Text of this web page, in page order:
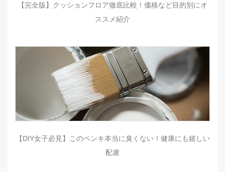
【完全版】クッションフロア徹底比較！価格など目的別にオ
ススメ紹介
【DIY女子必見】このペンキ本当に臭くない！健康にも嬉しい
配慮